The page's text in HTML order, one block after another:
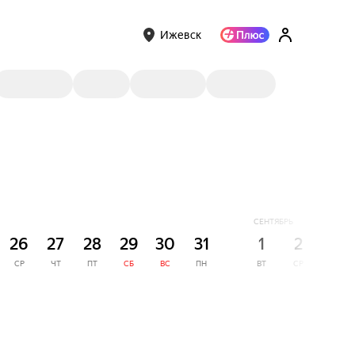
Ижевск
26
СР
27
ЧТ
28
ПТ
29
СБ
30
ВС
31
ПН
СЕНТЯБРЬ
1
ВТ
2